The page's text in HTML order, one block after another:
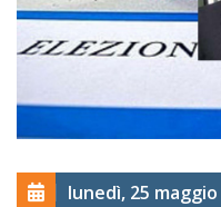
lunedì, 25 maggio